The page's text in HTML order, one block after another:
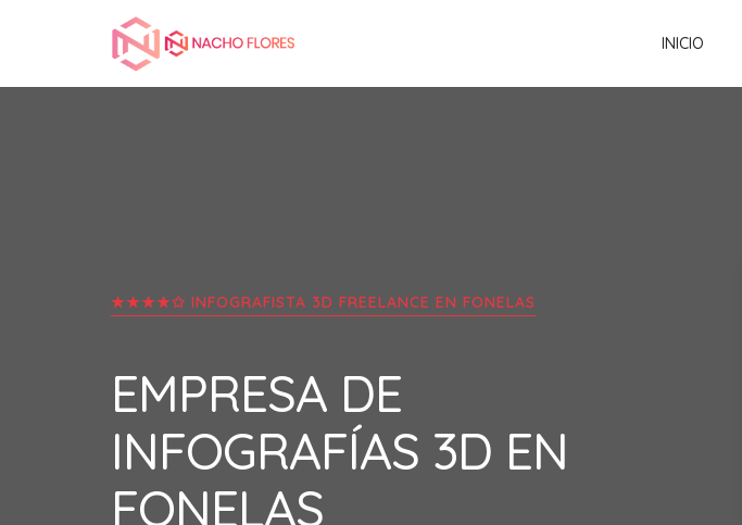
INICIO
★★★★✩ INFOGRAFISTA 3D FREELANCE EN FONELAS
EMPRESA DE
INFOGRAFÍAS 3D EN
FONELAS